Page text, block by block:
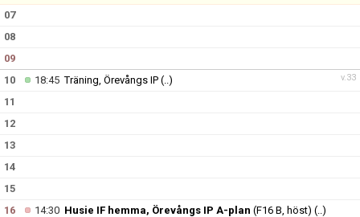
07
08
09
v.33
10 18:45Träning, Örevångs IP (..)
11
12
13
14
15
16
14:30 Husie IF hemma, Örevångs IP A-plan (F16 B, höst) (..)